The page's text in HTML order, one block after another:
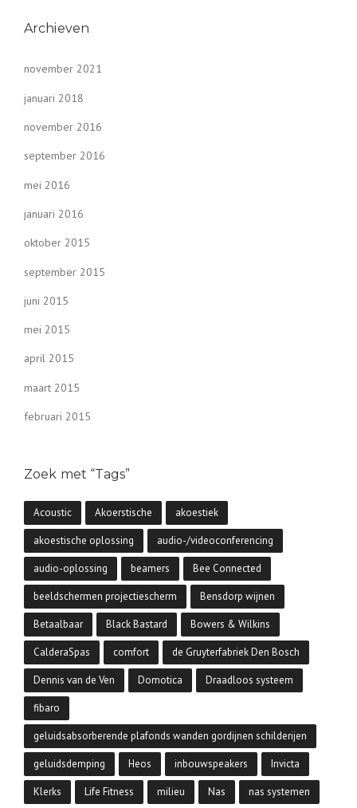
Archieven
november 2021
januari 2018
november 2016
september 2016
mei 2016
januari 2016
oktober 2015
september 2015
juni 2015
mei 2015
april 2015
maart 2015
februari 2015
Zoek met “Tags”
Acoustic Akoerstische akoestiek
akoestische oplossing audio-/videoconferencing
audio-oplossing beamers Bee Connected
beeldschermen projectiescherm Bensdorp wijnen
Betaalbaar Black Bastard Bowers & Wilkins
CalderaSpas comfort de Gruyterfabriek Den Bosch
Dennis van de Ven Domotica Draadloos systeem
fibaro
geluidsabsorberende plafonds wanden gordijnen schilderijen
geluidsdemping Heos inbouwspeakers Invicta
Klerks Life Fitness milieu Nas nas systemen